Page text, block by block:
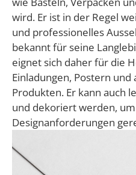
wird. Er ist in der Regel
und professionelles
bekannt für seine
eignet sich daher für die
Einladungen, Postern
Produkten. Er kann auch
und dekoriert werden,
Designanforderungen